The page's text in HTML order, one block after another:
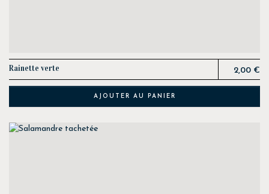
AJOUTER AU PANIER
Rainette verte Prix
2,00 €